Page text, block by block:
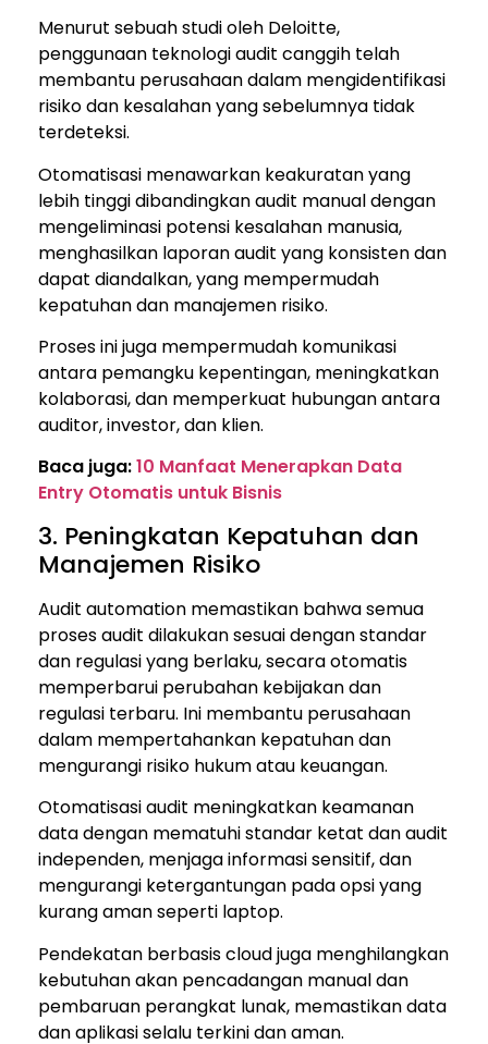
Menurut sebuah studi oleh Deloitte,
penggunaan teknologi audit canggih telah
membantu perusahaan dalam mengidentifikasi
risiko dan kesalahan yang sebelumnya tidak
terdeteksi.
Otomatisasi menawarkan keakuratan yang
lebih tinggi dibandingkan audit manual dengan
mengeliminasi potensi kesalahan manusia,
menghasilkan laporan audit yang konsisten dan
dapat diandalkan, yang mempermudah
kepatuhan dan manajemen risiko.
Proses ini juga mempermudah komunikasi
antara pemangku kepentingan, meningkatkan
kolaborasi, dan memperkuat hubungan antara
auditor, investor, dan klien.
Baca juga:10 Manfaat Menerapkan Data
Entry Otomatis untuk Bisnis
3. Peningkatan Kepatuhan dan
Manajemen Risiko
Audit automation memastikan bahwa semua
proses audit dilakukan sesuai dengan standar
dan regulasi yang berlaku, secara otomatis
memperbarui perubahan kebijakan dan
regulasi terbaru. Ini membantu perusahaan
dalam mempertahankan kepatuhan dan
mengurangi risiko hukum atau keuangan.
Otomatisasi audit meningkatkan keamanan
data dengan mematuhi standar ketat dan audit
independen, menjaga informasi sensitif, dan
mengurangi ketergantungan pada opsi yang
kurang aman seperti laptop.
Pendekatan berbasis cloud juga menghilangkan
kebutuhan akan pencadangan manual dan
pembaruan perangkat lunak, memastikan data
dan aplikasi selalu terkini dan aman.